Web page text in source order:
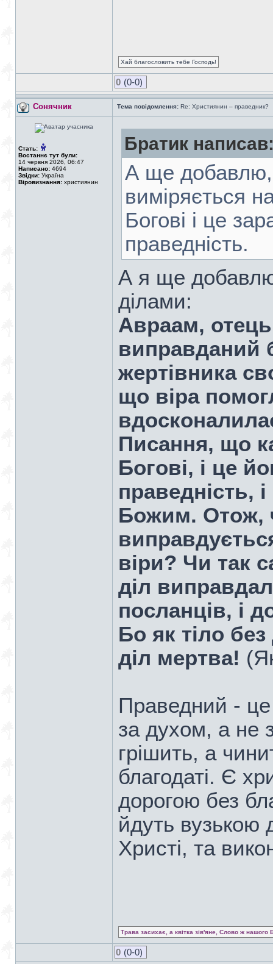
Хай благословить тебе Господь!
0 (0-0)
Сонячник Тема повідомлення: Re: Християнин – праведник?
Стать:
Востаннє тут були:
14 червня 2026, 06:47
Написано: 4694
Звідки: Україна
Віровизнання: християнин
Братик
А ще добавлю,
виміряється
Богові і це
праведність.
А я ще
ділами:
Авраам,
виправданий
жертівника
що віра
Писання, що
Богові, і це
праведність,
Божим. Отож,
віри? Чи так
діл
посланців, і
Бо як тіло без
діл мертва!
Праведний -
за духом, а не
грішить, а
благодаті. Є
дорогою без
йдуть вузькою
Христі, та
Трава засихає, а квітка зів'яне, Слово ж нашого
0 (0-0)